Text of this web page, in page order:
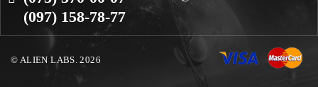
(097) 158-78-77
© ALIEN LABS. 2026